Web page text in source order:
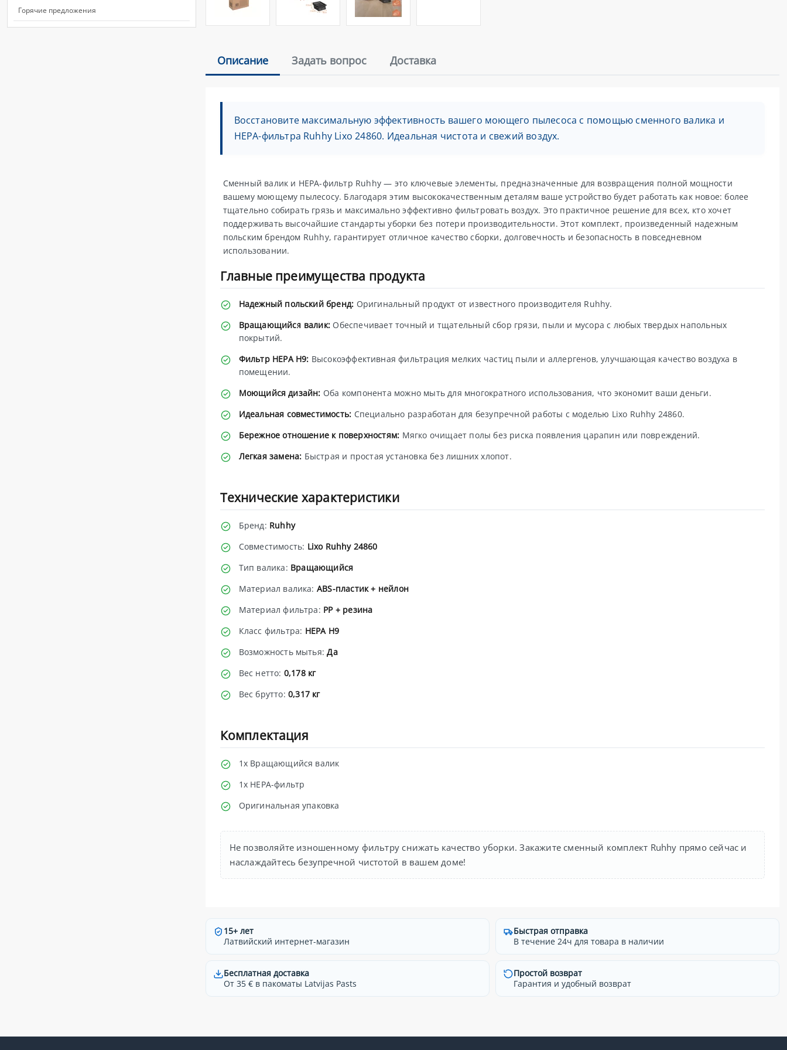
Горячие предложения
Описание Задать вопрос Доставка
Восстановите максимальную эффективность вашего моющего пылесоса с помощью сменного валика и
HEPA-фильтра Ruhhy Lixo 24860. Идеальная чистота и свежий воздух.
Сменный валик и HEPA-фильтр Ruhhy — это ключевые элементы, предназначенные для возвращения полной мощности
вашему моющему пылесосу. Благодаря этим высококачественным деталям ваше устройство будет работать как новое: более
тщательно собирать грязь и максимально эффективно фильтровать воздух. Это практичное решение для всех, кто хочет
поддерживать высочайшие стандарты уборки без потери производительности. Этот комплект, произведенный надежным
польским брендом Ruhhy, гарантирует отличное качество сборки, долговечность и безопасность в повседневном
использовании.
Главные преимущества продукта
Надежный польский бренд: Оригинальный продукт от известного производителя Ruhhy.
Вращающийся валик: Обеспечивает точный и тщательный сбор грязи, пыли и мусора с любых твердых напольных
покрытий.
Фильтр HEPA H9: Высокоэффективная фильтрация мелких частиц пыли и аллергенов, улучшающая качество воздуха в
помещении.
Моющийся дизайн: Оба компонента можно мыть для многократного использования, что экономит ваши деньги.
Идеальная совместимость: Специально разработан для безупречной работы с моделью Lixo Ruhhy 24860.
Бережное отношение к поверхностям: Мягко очищает полы без риска появления царапин или повреждений.
Легкая замена: Быстрая и простая установка без лишних хлопот.
Технические характеристики
Бренд: Ruhhy
Совместимость: Lixo Ruhhy 24860
Тип валика: Вращающийся
Материал валика: ABS-пластик + нейлон
Материал фильтра: PP + резина
Класс фильтра: HEPA H9
Возможность мытья:Да
Вес нетто: 0,178 кг
Вес брутто: 0,317 кг
Комплектация
1x Вращающийся валик
1x HEPA-фильтр
Оригинальная упаковка
Не позволяйте изношенному фильтру снижать качество уборки. Закажите сменный комплект Ruhhy прямо сейчас и
наслаждайтесь безупречной чистотой в вашем доме!
15+ лет
Латвийский интернет-магазин
Быстрая отправка
В течение 24ч для товара в наличии
Бесплатная доставка
От 35 € в пакоматы Latvijas Pasts
Простой возврат
Гарантия и удобный возврат